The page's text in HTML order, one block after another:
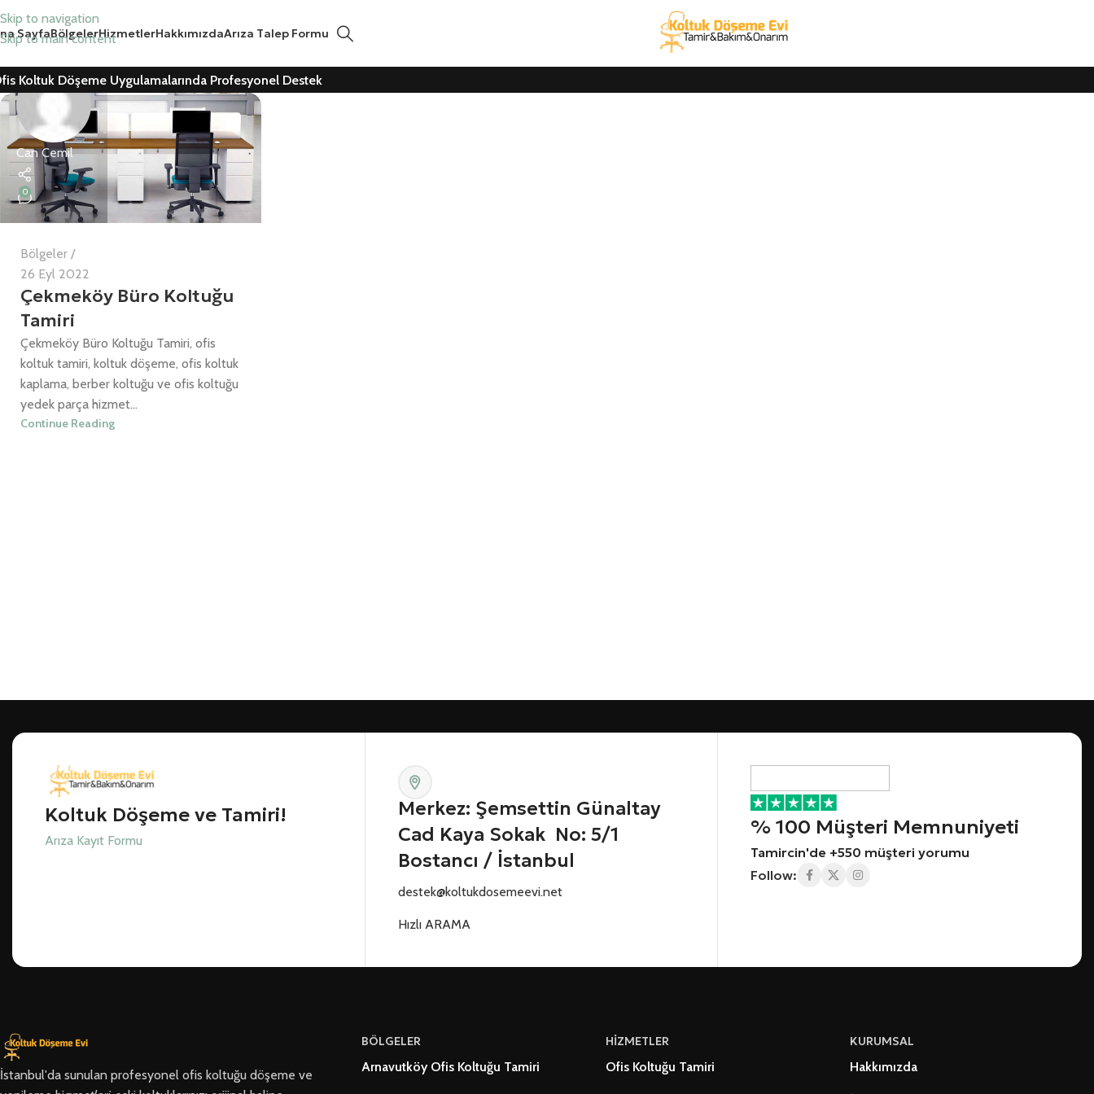
Skip to navigation
Skip to main content
SayfaBölgelerHizmetlerHakkımızdaArıza Talep Formu
Koltuk Döşeme Uygulamalarında Profesyonel Destek
Can Cemil
0
Bölgeler
26 Eyl 2022
Çekmeköy Büro Koltuğu
Tamiri
Çekmeköy Büro Koltuğu Tamiri, ofis
koltuk tamiri, koltuk döşeme, ofis koltuk
kaplama, berber koltuğu ve ofis koltuğu
yedek parça hizmet...
Continue Reading
Koltuk Döşeme ve Tamiri!
Arıza Kayıt Formu
Merkez: Şemsettin Günaltay
Cad Kaya Sokak No: 5/1
Bostancı / İstanbul
destek@koltukdosemeevi.net
Hızlı ARAMA
% 100 Müşteri Memnuniyeti
Tamircin'de +550 müşteri yorumu
Follow:
İstanbul'da sunulan profesyonel ofis koltuğu döşeme ve
BÖLGELER
Arnavutköy Ofis Koltuğu Tamiri
HİZMETLER
Ofis Koltuğu Tamiri
KURUMSAL
Hakkımızda